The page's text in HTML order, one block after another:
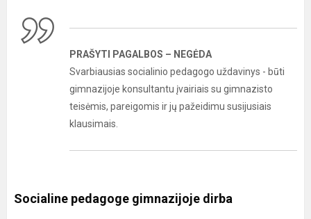
PRAŠYTI PAGALBOS – NEGĖDA
Svarbiausias socialinio pedagogo uždavinys - būti
gimnazijoje konsultantu įvairiais su gimnazisto
teisėmis, pareigomis ir jų pažeidimu susijusiais
klausimais.
Socialine pedagoge gimnazijoje dirba